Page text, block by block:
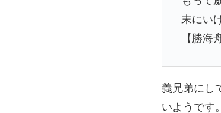
末にい
【勝
義兄弟にし
いようです。